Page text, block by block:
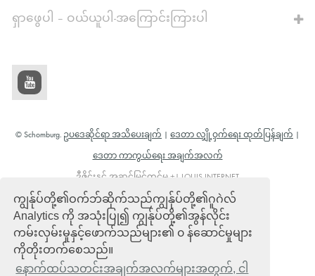
ကျွန်ုပ်တို့၏ဝက်ဘ်ဆိုက်သည်ကျွန်ုပ်တို့၏ဂူဂဲလ်
Analytics ကို အသုံးပြု၍ ကျွန်ုပ်တို့၏အွန်လိုင်း
ကမ်းလှမ်းမှုနှင့်ဖောက်သည်များ၏ ၀ န်ဆောင်မှုများ
ကိုတိုးတက်စေသည်။
နောက်ထပ်သတင်းအချက်အလက်များအတွက်, ငါ
ရှာဖွေပါ – ဝယ်ယူပါ-အကြောင်းကြားပါ
© Schomburg. ဥပဒေဆိုင်ရာ အသိပေးချက် ဒေတာ လျှို့ဝှက်ရေး ထုတ်ပြန်ချက်
ဒေတာ ကာကွယ်ရေး အချက်အလက်
ဒီဇိုင်းနှင့် အဆင့်မြှင့်တင်မှု +| LOUIS INTERNET